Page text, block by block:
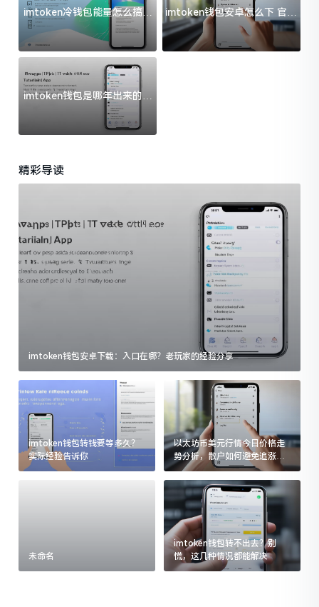
imtoken冷钱包能量怎么搞？
过来人告诉你门道
imtoken钱包安卓怎么下 官方
渠道避坑指南
imtoken钱包是哪年出来的？
一文给你说清楚
精彩导读
imtoken钱包安卓下载：入口在哪？老玩家的经验分享
imtoken钱包转钱要等多久？
实际经验告诉你
以太坊币美元行情今日价格走
势分析，散户如何避免追涨杀
跌被套牢
未命名
imtoken钱包转不出去？别
慌，这几种情况都能解决